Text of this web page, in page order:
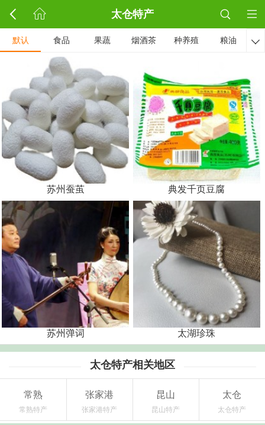
太仓特产
默认 食品 果蔬 烟酒茶 种养殖 粮油 
苏州蚕茧 典发千页豆腐
苏州弹词 太湖珍珠
太仓特产相关地区
常熟
常熟特产
张家港
张家港特产
昆山
昆山特产
太仓
太仓特产